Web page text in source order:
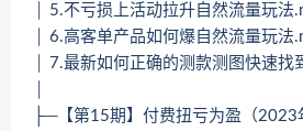
│ 5.不亏损上活动拉升自然流量玩法
│ 6.高客单产品如何爆自然流量玩法
│ 7.最新如何正确的测款测图快速找
├─【第15期】付费扭亏为盈（2023